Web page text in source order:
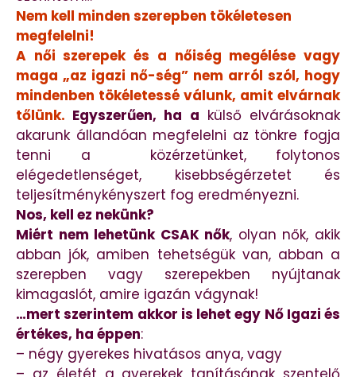
Nem kell minden szerepben tökéletesen
megfelelni!
A női szerepek és a nőiség megélése vagy
maga „az igazi nő-ség” nem arról szól, hogy
mindenben tökéletessé válunk, amit elvárnak
tőlünk. Egyszerűen, ha a külső elvárásoknak
akarunk állandóan megfelelni az tönkre fogja
tenni a közérzetünket, folytonos
elégedetlenséget, kisebbségérzetet és
teljesítménykényszert fog eredményezni.
Nos, kell ez nekünk?
Miért nem lehetünk CSAK nők, olyan nők, akik
abban jók, amiben tehetségük van, abban a
szerepben vagy szerepekben nyújtanak
kimagaslót, amire igazán vágynak!
…mert szerintem akkor is lehet egy Nő Igazi és
értékes, ha éppen:
– négy gyerekes hivatásos anya, vagy